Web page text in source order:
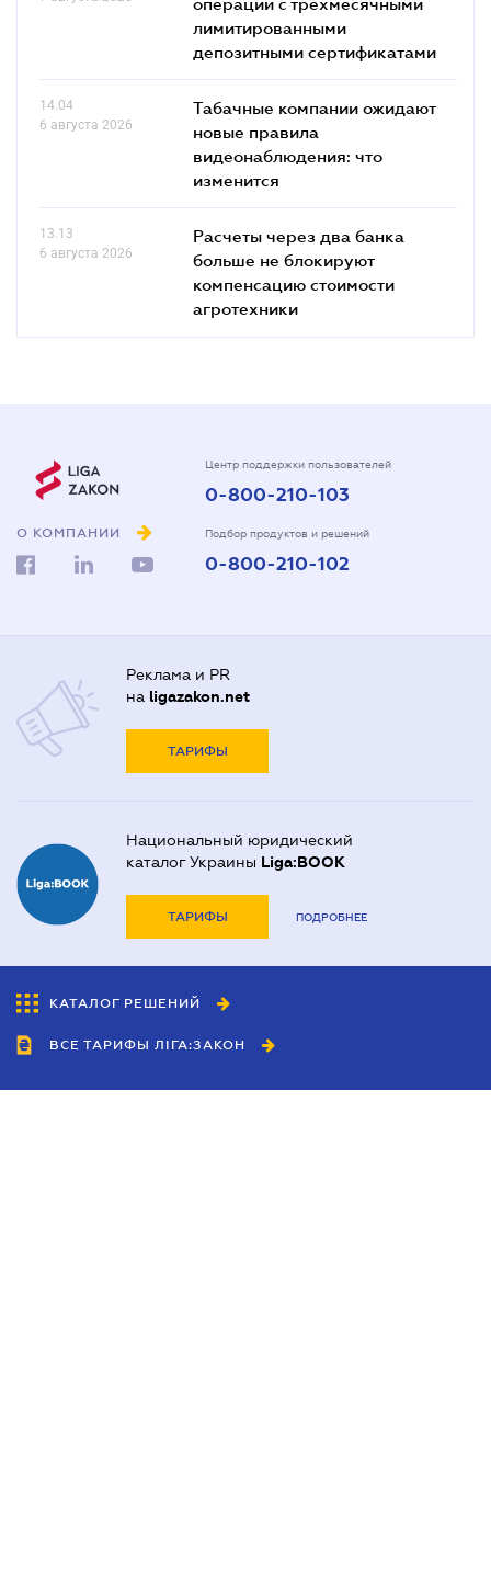
лимитированными
депозитными сертификатами
14.04
6 августа 2026
Табачные компании ожидают
новые правила
видеонаблюдения: что
изменится
13.13
6 августа 2026
Расчеты через два банка
больше не блокируют
компенсацию стоимости
агротехники
О КОМПАНИИ
Центр поддержки пользователей
0-800-210-103
Подбор продуктов и решений
0-800-210-102
Реклама и PR
на ligazakon.net
ТАРИФЫ
Национальный юридический
каталог Украины Liga:BOOK
ТАРИФЫ ПОДРОБНЕЕ
КАТАЛОГ РЕШЕНИЙ
ВСЕ ТАРИФЫ ЛІГА:ЗАКОН